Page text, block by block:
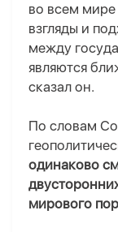
во всем
взгляды и
между
являются
сказал он.
По словам
одинаково
мирового